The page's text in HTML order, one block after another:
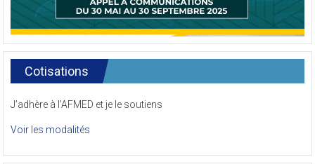
Cotisations
J’adhère à l’AFMED et je le soutiens
Voir les modalités